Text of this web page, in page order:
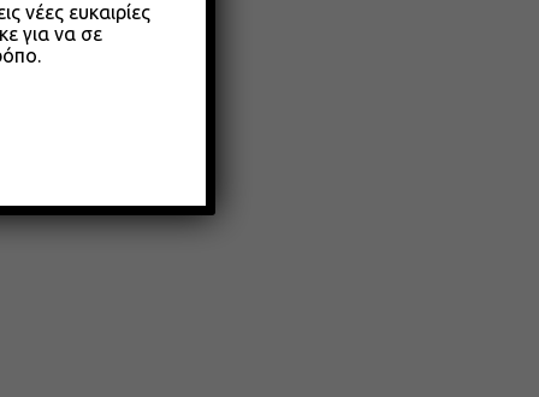
νέες ευκαιρίες
για να σε